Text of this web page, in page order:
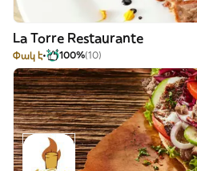
La Torre Restaurante
Փակ է 100%(10)